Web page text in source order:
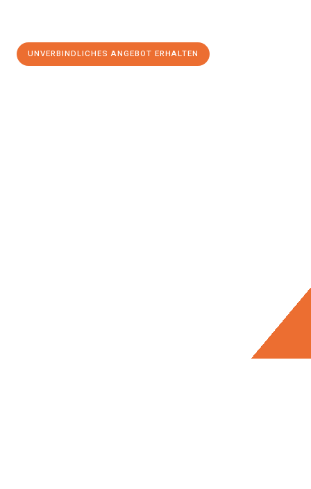
UNVERBINDLICHES ANGEBOT ERHALTEN